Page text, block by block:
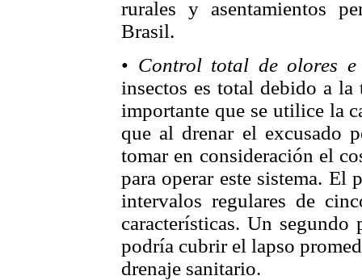
rurales y asentamientos
Brasil.
• Control total de olores e
insectos es total debido a la
importante que se utilice la
que al drenar el excusado
tomar en consideración el
para operar este sistema. El
intervalos regulares de
características. Un
podría cubrir el lapso
drenaje sanitario.